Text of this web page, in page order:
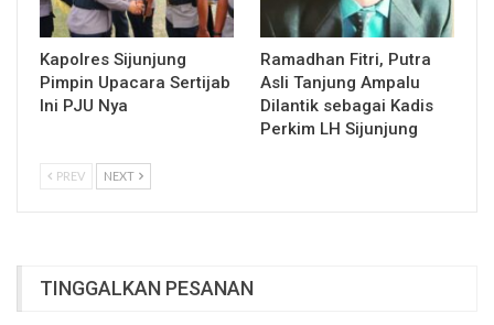
Kapolres Sijunjung
Pimpin Upacara Sertijab
Ini PJU Nya
Ramadhan Fitri, Putra
Asli Tanjung Ampalu
Dilantik sebagai Kadis
Perkim LH Sijunjung
PREV NEXT
TINGGALKAN PESANAN